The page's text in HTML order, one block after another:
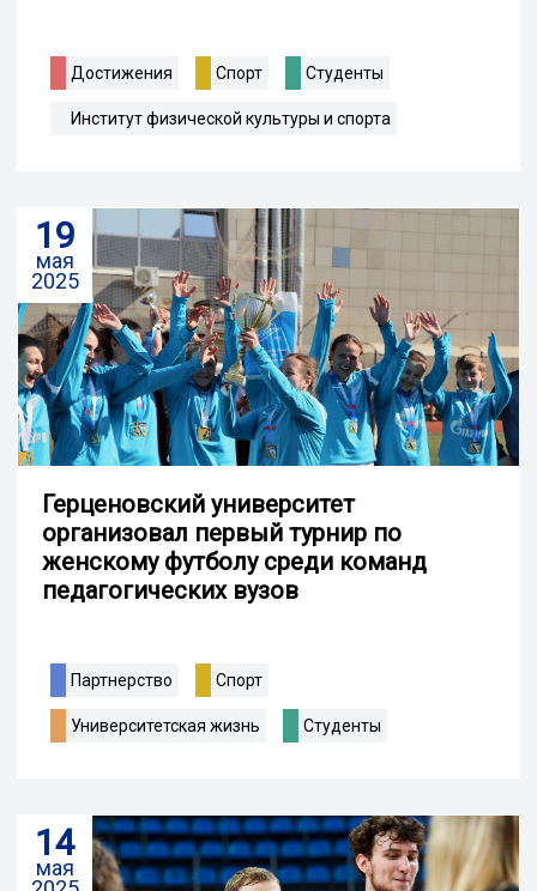
Достижения Спорт Студенты
Институт физической культуры и спорта
19
мая
2025
Герценовский университет
организовал первый турнир по
женскому футболу среди команд
педагогических вузов
Партнерство Спорт
Университетская жизнь Студенты
14
мая